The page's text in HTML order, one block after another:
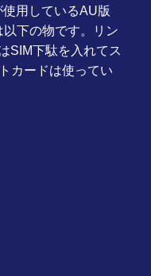
用しているAU版
下の物です。リン
SIM下駄を入れてス
カードは使ってい